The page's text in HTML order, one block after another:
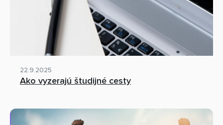
22.9.2025
Ako vyzerajú študijné cesty